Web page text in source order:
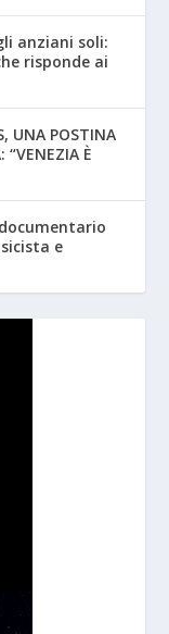
anziani soli:
risponde ai
UNA POSTINA
“VENEZIA È
e